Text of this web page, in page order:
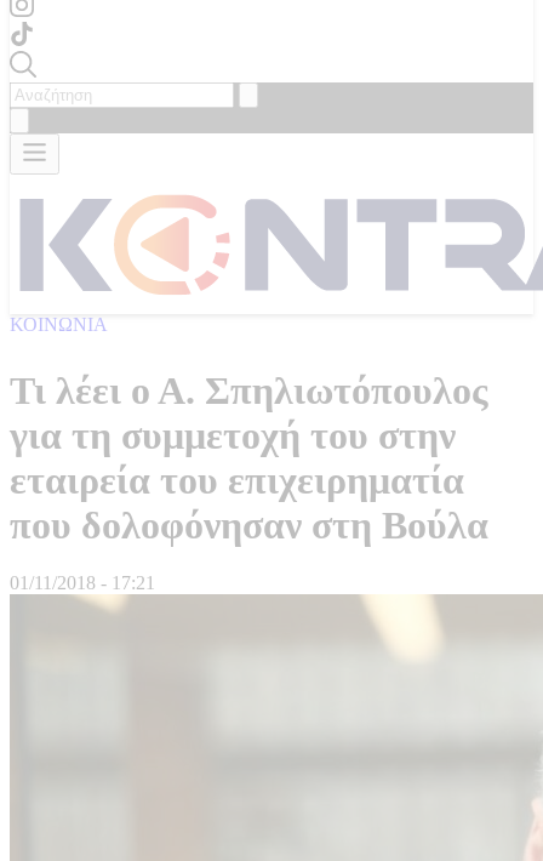
ΚΟΙΝΩΝΙΑ
Τι λέει ο Α. Σπηλιωτόπουλος
για τη συμμετοχή του στην
εταιρεία του επιχειρηματία
που δολοφόνησαν στη Βούλα
01/11/2018 - 17:21